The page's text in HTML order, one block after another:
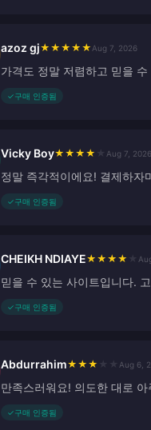
azoz gj★ ★ ★ ★ ★ Aug 7, 2026
가격도 정말 저렴하고 믿을
✓구매 인증됨
Vicky Boy★ ★ ★ ★ Aug 7, 2026
정말 즉각적이에요! 결제하자
✓구매 인증됨
CHEIKH NDIAYE★ ★ ★ ★
믿을 수 있는 사이트입니다.
✓구매 인증됨
Abdurrahim★ ★ ★ Aug 6,
만족스러워요! 의도한 대로
✓구매 인증됨